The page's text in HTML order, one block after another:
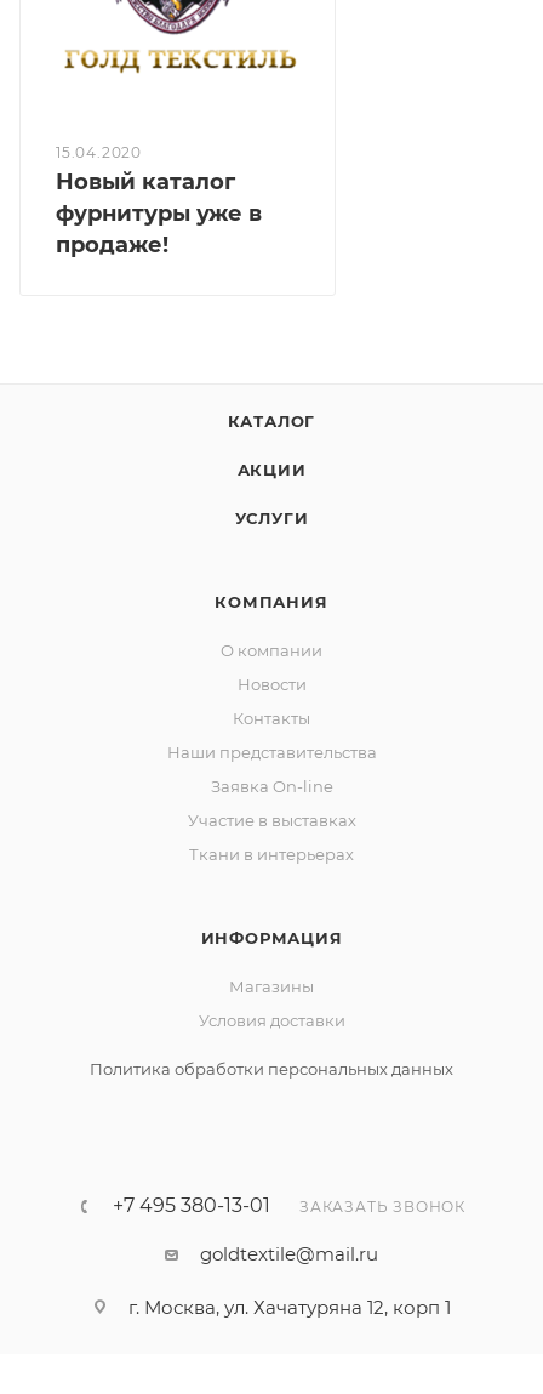
15.04.2020
Новый каталог
фурнитуры уже в
продаже!
КАТАЛОГ
АКЦИИ
УСЛУГИ
КОМПАНИЯ
О компании
Новости
Контакты
Наши представительства
Заявка On-line
Участие в выставках
Ткани в интерьерах
ИНФОРМАЦИЯ
Магазины
Условия доставки
Политика обработки персональных данных
+7 495 380-13-01 ЗАКАЗАТЬ ЗВОНОК
goldtextile@mail.ru
г. Москва, ул. Хачатуряна 12, корп 1